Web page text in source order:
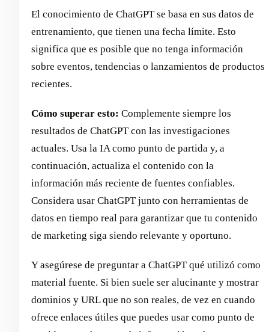
El conocimiento de ChatGPT se basa en sus datos de
entrenamiento, que tienen una fecha límite. Esto
significa que es posible que no tenga información
sobre eventos, tendencias o lanzamientos de productos
recientes.
Cómo superar esto: Complemente siempre los
resultados de ChatGPT con las investigaciones
actuales. Usa la IA como punto de partida y, a
continuación, actualiza el contenido con la
información más reciente de fuentes confiables.
Considera usar ChatGPT junto con herramientas de
datos en tiempo real para garantizar que tu contenido
de marketing siga siendo relevante y oportuno.
Y asegúrese de preguntar a ChatGPT qué utilizó como
material fuente. Si bien suele ser alucinante y mostrar
dominios y URL que no son reales, de vez en cuando
ofrece enlaces útiles que puedes usar como punto de